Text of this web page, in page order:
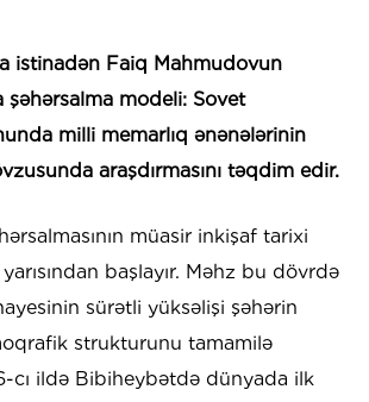
istinadən Faiq Mahmudovun
modeli: Sovet
milli memarlıq ənənələrinin
araşdırmasını təqdim edir.
müasir inkişaf tarixi
başlayır. Məhz bu dövrdə
sürətli yüksəlişi şəhərin
strukturunu tamamilə
cı ildə Bibiheybətdə dünyada ilk